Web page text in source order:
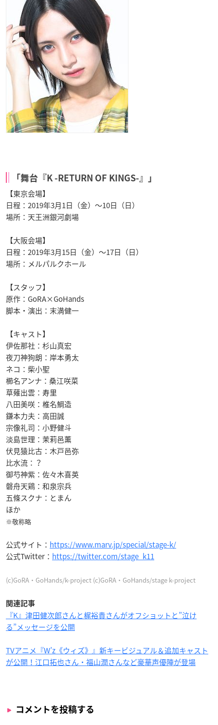
「舞台『K -RETURN OF KINGS-』」
【東京会場】
日程：2019年3月1日（金）～10日（日）
場所：天王洲銀河劇場
【大阪会場】
日程：2019年3月15日（金）～17日（日）
場所：メルパルクホール
【スタッフ】
原作：GoRA×GoHands
脚本・演出：末満健一
【キャスト】
伊佐那社：杉山真宏
夜刀神狗朗：岸本勇太
ネコ：柴小聖
櫛名アンナ：桑江咲菜
草薙出雲：寿里
八田美咲：椎名鯛造
鎌本力夫：高田誠
宗像礼司：小野健斗
淡島世理：茉莉邑薫
伏見猿比古：木戸邑弥
比水流：？
御芍神紫：佐々木喜英
磐舟天鶏：和泉宗兵
五條スクナ：とまん
ほか
※敬称略
公式サイト： https://www.marv.jp/special/stage-k/
公式Twitter： https://twitter.com/stage_k11
(c)GoRA・GoHands/k-project (c)GoRA・GoHands/stage k-project
関連記事
『K』津田健次郎さんと梶裕貴さんがオフショットと”泣け
る”メッセージを公開
TVアニメ『W’z《ウィズ》』新キービジュアル＆追加キャスト
が公開！江口拓也さん・福山潤さんなど豪華声優陣が登場
コメントを投稿する